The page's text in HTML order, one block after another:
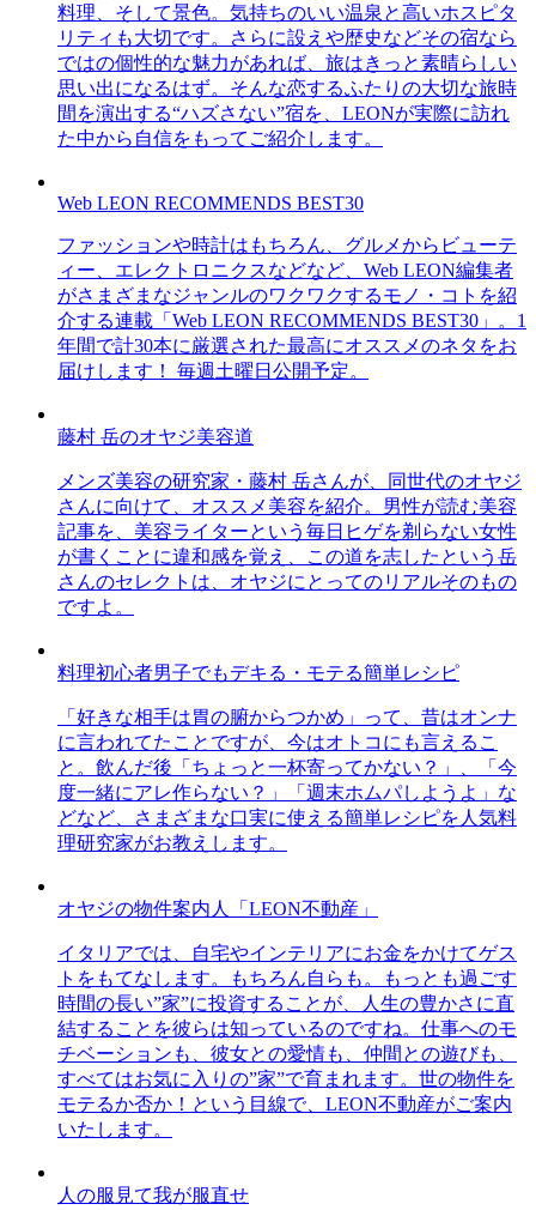
料理、そして景色。気持ちのいい温泉と高いホスピタ
リティも大切です。さらに設えや歴史などその宿なら
ではの個性的な魅力があれば、旅はきっと素晴らしい
思い出になるはず。そんな恋するふたりの大切な旅時
間を演出する“ハズさない”宿を、LEONが実際に訪れ
た中から自信をもってご紹介します。
Web LEON RECOMMENDS BEST30
ファッションや時計はもちろん、グルメからビューテ
ィー、エレクトロニクスなどなど、Web LEON編集者
がさまざまなジャンルのワクワクするモノ・コトを紹
介する連載「Web LEON RECOMMENDS BEST30」。1
年間で計30本に厳選された最高にオススメのネタをお
届けします！ 毎週土曜日公開予定。
藤村 岳のオヤジ美容道
メンズ美容の研究家・藤村 岳さんが、同世代のオヤジ
さんに向けて、オススメ美容を紹介。男性が読む美容
記事を、美容ライターという毎日ヒゲを剃らない女性
が書くことに違和感を覚え、この道を志したという岳
さんのセレクトは、オヤジにとってのリアルそのもの
ですよ。
料理初心者男子でもデキる・モテる簡単レシピ
「好きな相手は胃の腑からつかめ」って、昔はオンナ
に言われてたことですが、今はオトコにも言えるこ
と。飲んだ後「ちょっと一杯寄ってかない？」、「今
度一緒にアレ作らない？」「週末ホムパしようよ」な
どなど、さまざまな口実に使える簡単レシピを人気料
理研究家がお教えします。
オヤジの物件案内人「LEON不動産」
イタリアでは、自宅やインテリアにお金をかけてゲス
トをもてなします。もちろん自らも。もっとも過ごす
時間の長い”家”に投資することが、人生の豊かさに直
結することを彼らは知っているのですね。仕事へのモ
チベーションも、彼女との愛情も、仲間との遊びも、
すべてはお気に入りの”家”で育まれます。世の物件を
モテるか否か！という目線で、LEON不動産がご案内
いたします。
人の服見て我が服直せ